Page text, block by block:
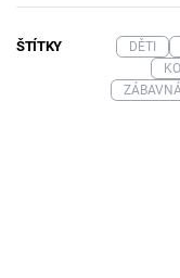
ŠTÍTKY DĚTI